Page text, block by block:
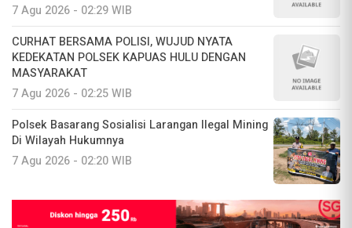
7 Agu 2026 - 02:29 WIB
CURHAT BERSAMA POLISI, WUJUD NYATA
KEDEKATAN POLSEK KAPUAS HULU DENGAN
MASYARAKAT
7 Agu 2026 - 02:25 WIB
Polsek Basarang Sosialisi Larangan Ilegal Mining
Di Wilayah Hukumnya
7 Agu 2026 - 02:20 WIB